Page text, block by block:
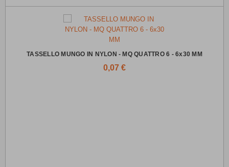
TASSELLO MUNGO IN NYLON - MQ QUATTRO 6 - 6x30 MM
0,07 €